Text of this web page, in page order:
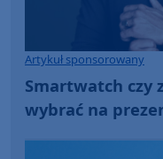
Artykuł sponsorowany
Smartwatch czy
wybrać na